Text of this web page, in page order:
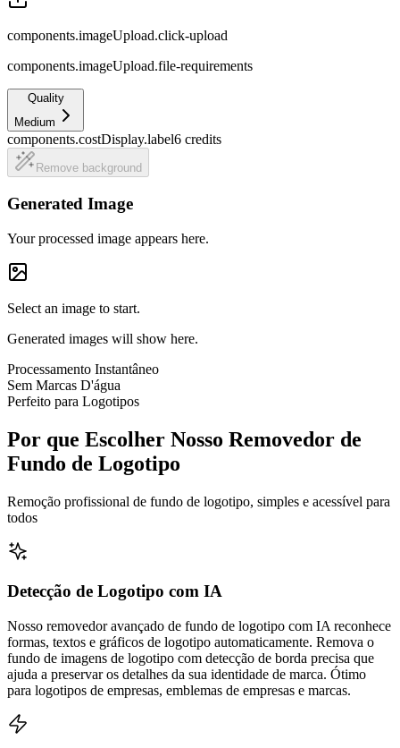
components.imageUpload.click-upload
components.imageUpload.file-requirements
Quality
Medium
components.costDisplay.label6 credits
Remove background
Generated Image
Your processed image appears here.
Select an image to start.
Generated images will show here.
Processamento Instantâneo
Sem Marcas D'água
Perfeito para Logotipos
Por que Escolher Nosso Removedor de
Fundo de Logotipo
Remoção profissional de fundo de logotipo, simples e acessível para
todos
Detecção de Logotipo com IA
Nosso removedor avançado de fundo de logotipo com IA reconhece
formas, textos e gráficos de logotipo automaticamente. Remova o
fundo de imagens de logotipo com detecção de borda precisa que
ajuda a preservar os detalhes da sua identidade de marca. Ótimo
para logotipos de empresas, emblemas de empresas e marcas.